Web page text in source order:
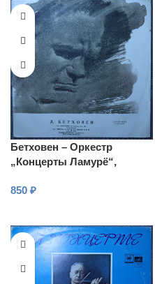
Бетховен – Оркестр
„Концерты Ламурё“,
Ре минор соч. 125
850 ₽